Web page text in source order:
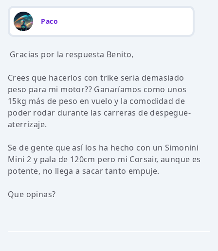
Paco
Gracias por la respuesta Benito,
Crees que hacerlos con trike seria demasiado
peso para mi motor?? Ganaríamos como unos
15kg más de peso en vuelo y la comodidad de
poder rodar durante las carreras de despegue-
aterrizaje.
Se de gente que así los ha hecho con un Simonini
Mini 2 y pala de 120cm pero mi Corsair, aunque es
potente, no llega a sacar tanto empuje.
Que opinas?